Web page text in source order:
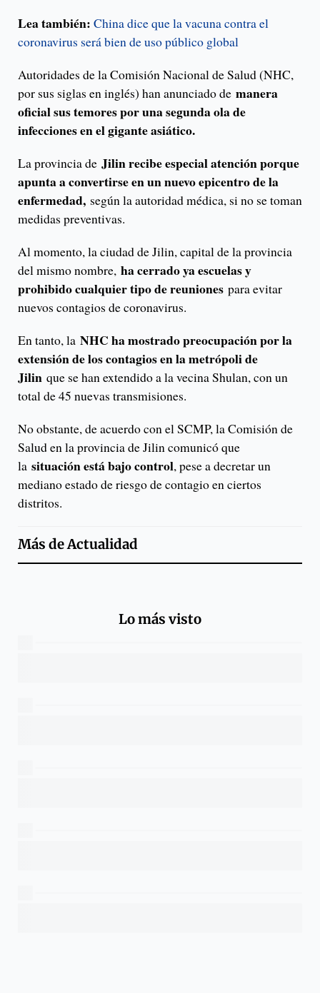
Lea también: China dice que la vacuna contra el
coronavirus será bien de uso público global
Autoridades de la Comisión Nacional de Salud (NHC,
por sus siglas en inglés) han anunciado de manera
oficial sus temores por una segunda ola de
infecciones en el gigante asiático.
La provincia de Jilin recibe especial atención porque
apunta a convertirse en un nuevo epicentro de la
enfermedad, según la autoridad médica, si no se toman
medidas preventivas.
Al momento, la ciudad de Jilin, capital de la provincia
del mismo nombre, ha cerrado ya escuelas y
prohibido cualquier tipo de reuniones para evitar
nuevos contagios de coronavirus.
En tanto, la NHC ha mostrado preocupación por la
extensión de los contagios en la metrópoli de
Jilin que se han extendido a la vecina Shulan, con un
total de 45 nuevas transmisiones.
No obstante, de acuerdo con el SCMP, la Comisión de
Salud en la provincia de Jilin comunicó que
la situación está bajo control, pese a decretar un
mediano estado de riesgo de contagio en ciertos
distritos.
Más deActualidad
Lo más visto